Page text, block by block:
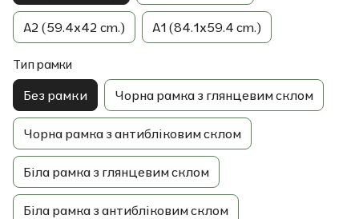
A2 (59.4x42 cm.) A1 (84.1x59.4 cm.)
Тип рамки
Без рамки Чорна рамка з глянцевим склом
Чорна рамка з антибліковим склом
Біла рамка з глянцевим склом
Біла рамка з антибліковим склом